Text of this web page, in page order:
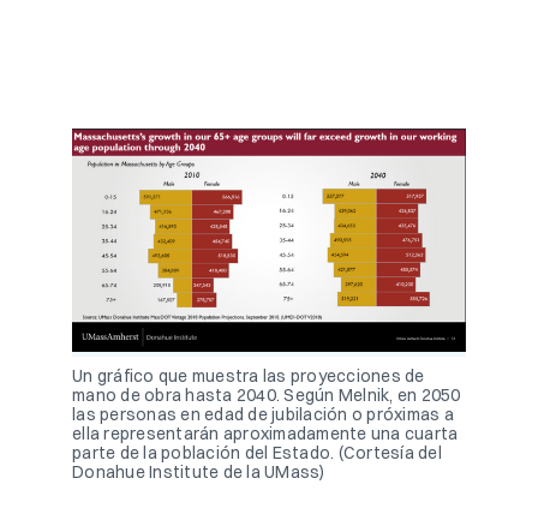
Un gráfico que muestra las proyecciones de
mano de obra hasta 2040. Según Melnik, en 2050
las personas en edad de jubilación o próximas a
ella representarán aproximadamente una cuarta
parte de la población del Estado. (Cortesía del
Donahue Institute de la UMass)